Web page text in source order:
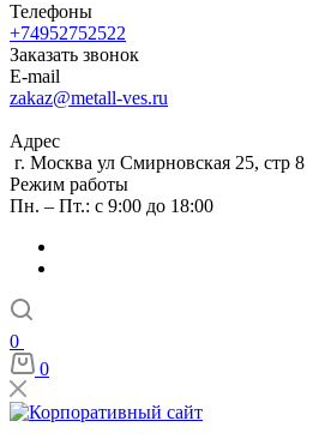
Телефоны
+74952752522
Заказать звонок
E-mail
zakaz@metall-ves.ru
Адрес
г. Москва ул Смирновская 25, стр 8
Режим работы
Пн. – Пт.: с 9:00 до 18:00
0
0